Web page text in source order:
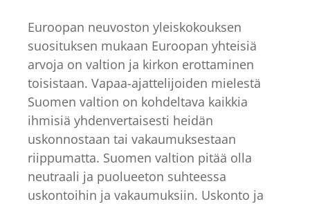
Euroopan neuvoston yleiskokouksen
suosituksen mukaan Euroopan yhteisiä
arvoja on valtion ja kirkon erottaminen
toisistaan. Vapaa-ajattelijoiden mielestä
Suomen valtion on kohdeltava kaikkia
ihmisiä yhdenvertaisesti heidän
uskonnostaan tai vakaumuksestaan
riippumatta. Suomen valtion pitää olla
neutraali ja puolueeton suhteessa
uskontoihin ja vakaumuksiin. Uskonto ja